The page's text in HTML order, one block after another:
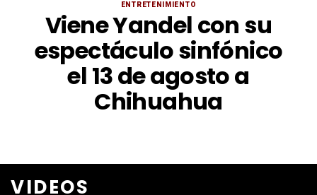
ENTRETENIMIENTO
Viene Yandel con su
espectáculo sinfónico
el 13 de agosto a
Chihuahua
VIDEOS